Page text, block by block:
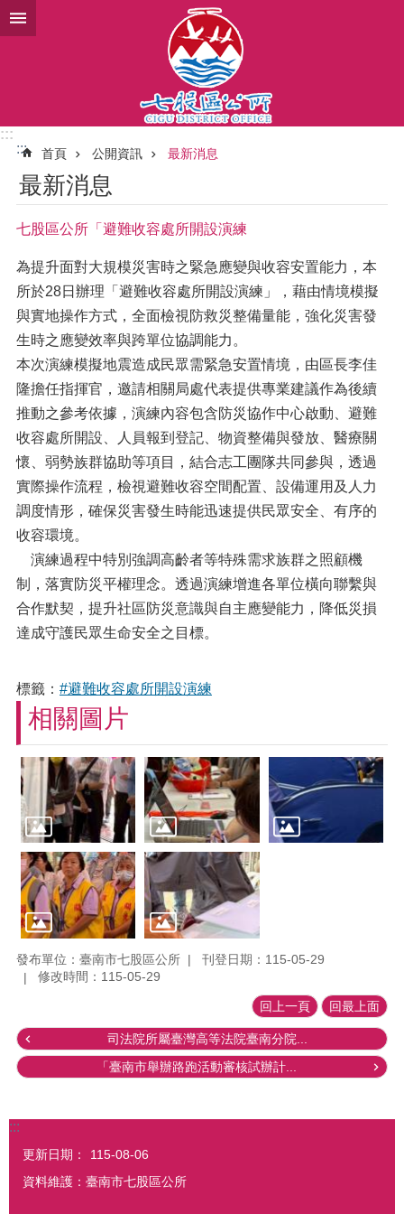
跳到主要內容區塊
:::
:::
首頁 公開資訊 最新消息
最新消息
七股區公所「避難收容處所開設演練
為提升面對大規模災害時之緊急應變與收容安置能力，本
所於28日辦理「避難收容處所開設演練」，藉由情境模擬
與實地操作方式，全面檢視防救災整備量能，強化災害發
生時之應變效率與跨單位協調能力。
本次演練模擬地震造成民眾需緊急安置情境，由區長李佳
隆擔任指揮官，邀請相關局處代表提供專業建議作為後續
推動之參考依據，演練內容包含防災協作中心啟動、避難
收容處所開設、人員報到登記、物資整備與發放、醫療關
懷、弱勢族群協助等項目，結合志工團隊共同參與，透過
實際操作流程，檢視避難收容空間配置、設備運用及人力
調度情形，確保災害發生時能迅速提供民眾安全、有序的
收容環境。
演練過程中特別強調高齡者等特殊需求族群之照顧機
制，落實防災平權理念。透過演練增進各單位橫向聯繫與
合作默契，提升社區防災意識與自主應變能力，降低災損
達成守護民眾生命安全之目標。
標籤： #避難收容處所開設演練
相關圖片
發布單位：臺南市七股區公所
刊登日期：115-05-29
修改時間：115-05-29
回上一頁 回最上面
司法院所屬臺灣高等法院臺南分院...
「臺南市舉辦路跑活動審核試辦計...
:::
更新日期：
115-08-06
資料維護：臺南市七股區公所